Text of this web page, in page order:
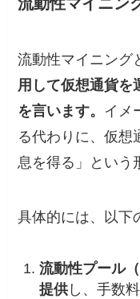
流動性マイニング
用して仮想通貨を
を言います。 イメ
る代わりに、仮想
息を得る」という
具体的には、以下
流動性プール
提供 し、手数